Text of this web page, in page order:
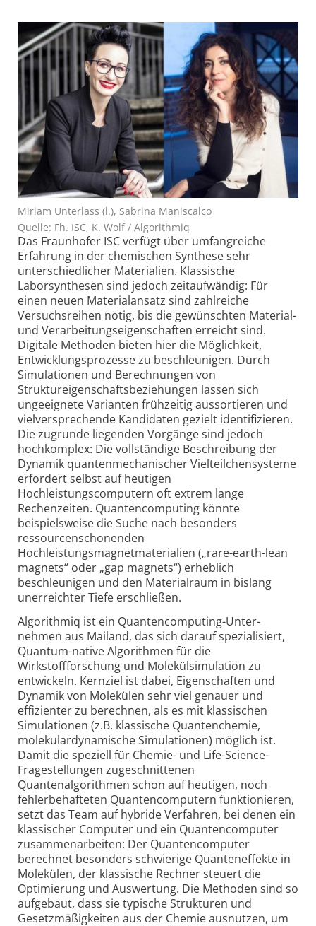
Miriam Unterlass (l.), Sabrina Maniscalco
Quelle: Fh. ISC, K. Wolf / Algorithmiq
Das Fraunhofer ISC verfügt über umfangreiche
Erfahrung in der chemischen Synthese sehr
unterschiedlicher Materialien. Klassische
Laborsynthesen sind jedoch zeitaufwändig: Für
einen neuen Materialansatz sind zahlreiche
Versuchsreihen nötig, bis die gewünschten Material-
und Verarbeitungseigenschaften erreicht sind.
Digitale Methoden bieten hier die Möglichkeit,
Entwicklungsprozesse zu beschleunigen. Durch
Simulationen und Berechnungen von
Struktureigenschaftsbeziehungen lassen sich
ungeeignete Varianten frühzeitig aussortieren und
vielversprechende Kandidaten gezielt identifizieren.
Die zugrunde liegenden Vorgänge sind jedoch
hochkomplex: Die vollständige Beschreibung der
Dynamik quantenmechanischer Vielteilchensysteme
erfordert selbst auf heutigen
Hochleistungscomputern oft extrem lange
Rechenzeiten. Quantencomputing könnte
beispielsweise die Suche nach besonders
ressourcenschonenden
Hochleistungsmagnetmaterialien („rare-earth-lean
magnets“ oder „gap magnets“) erheblich
beschleunigen und den Materialraum in bislang
unerreichter Tiefe erschließen.
Algorithmiq ist ein Quanten­computing-Unter­
nehmen aus Mailand, das sich darauf spezialisiert,
Quantum-native Algorithmen für die
Wirkstoffforschung und Molekülsimulation zu
entwickeln. Kernziel ist dabei, Eigenschaften und
Dynamik von Molekülen sehr viel genauer und
effizienter zu berechnen, als es mit klassischen
Simulationen (z.B. klassische Quantenchemie,
molekulardynamische Simulationen) möglich ist.
Damit die speziell für Chemie- und Life-Science-
Frage­stel­lungen zugeschnittenen
Quantenalgorithmen schon auf heutigen, noch
fehlerbehafteten Quantencomputern funktionieren,
setzt das Team auf hybride Verfahren, bei denen ein
klassischer Computer und ein Quantencomputer
zusammenarbeiten: Der Quantencomputer
berechnet besonders schwierige Quanteneffekte in
Molekülen, der klassische Rechner steuert die
Optimierung und Auswertung. Die Methoden sind so
aufgebaut, dass sie typische Strukturen und
Gesetzmäßigkeiten aus der Chemie ausnutzen, um